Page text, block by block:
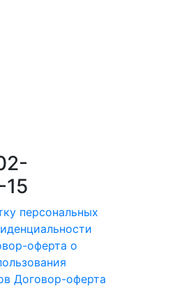
15
персональных
оферта о
Договор-оферта